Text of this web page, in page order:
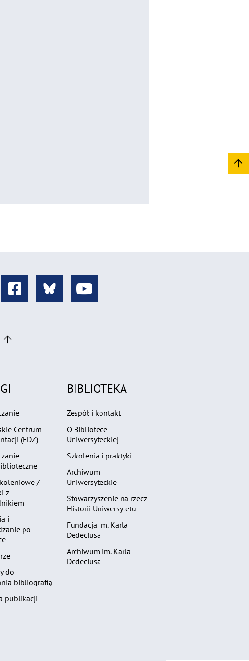
Centrum
(EDZ)
/
z
i
po
do
bibliografią
publikacji
BIBLIOTEKA
Zespół i kontakt
O Bibliotece
Uniwersyteckiej
Szkolenia i praktyki
Archiwum
Uniwersyteckie
Stowarzyszenie na rzecz
Historii Uniwersytetu
Fundacja im. Karla
Dedeciusa
Archiwum im. Karla
Dedeciusa